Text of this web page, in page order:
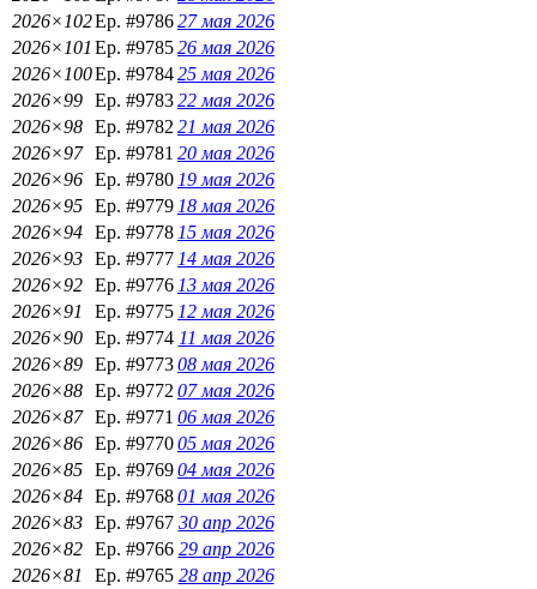
2026×102Ep. #978627 мая 2026
2026×101 Ep. #978526 мая 2026
2026×100Ep. #978425 мая 2026
2026×99 Ep. #978322 мая 2026
2026×98 Ep. #9782 21 мая 2026
2026×97 Ep. #9781 20 мая 2026
2026×96 Ep. #9780 19 мая 2026
2026×95 Ep. #9779 18 мая 2026
2026×94 Ep. #9778 15 мая 2026
2026×93 Ep. #9777 14 мая 2026
2026×92 Ep. #9776 13 мая 2026
2026×91
Ep. #9775 12 мая 2026
2026×90 Ep. #9774 11 мая 2026
2026×89 Ep. #977308 мая 2026
2026×88 Ep. #9772 07 мая 2026
2026×87 Ep. #9771 06 мая 2026
2026×86 Ep. #977005 мая 2026
2026×85 Ep. #976904 мая 2026
2026×84 Ep. #976801 мая 2026
2026×83 Ep. #9767 30 апр 2026
2026×82 Ep. #9766 29 апр 2026
2026×81
Ep. #9765 28 апр 2026